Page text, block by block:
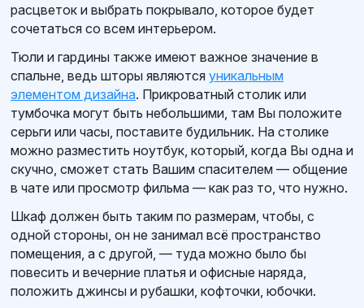
расцветок и выбрать покрывало, которое будет
сочетаться со всем интерьером.
Тюли и гардины также имеют важное значение в
спальне, ведь шторы являются уникальным
элементом дизайна. Прикроватный столик или
тумбочка могут быть небольшими, там Вы положите
серьги или часы, поставите будильник. На столике
можно разместить ноутбук, который, когда Вы одна и
скучно, сможет стать Вашим спасителем — общение
в чате или просмотр фильма — как раз то, что нужно.
Шкаф должен быть таким по размерам, чтобы, с
одной стороны, он не занимал всё пространство
помещения, а с другой, — туда можно было бы
повесить и вечерние платья и офисные наряда,
положить джинсы и рубашки, кофточки, юбочки.